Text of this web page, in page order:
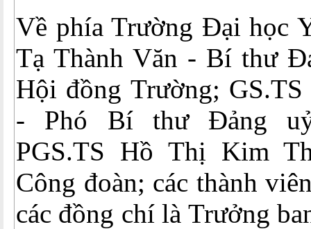
Về phía Trường Đại học
Tạ Thành Văn - Bí thư
Hội đồng Trường;
- Phó Bí thư Đảng
PGS.TS Hồ Thị Kim
Công đoàn; các thành
các đồng chí là Trưởng